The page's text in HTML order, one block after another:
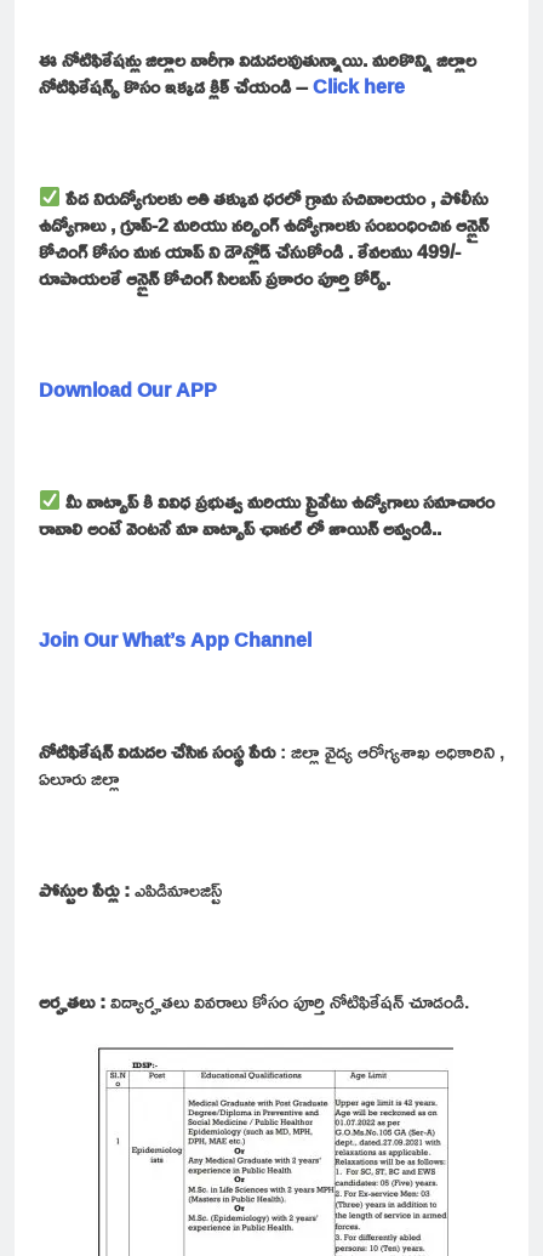
ఈ నోటిఫికేషన్లు జిల్లాల వారీగా విడుదలవుతున్నాయి. మరికొన్ని జిల్లాల
నోటిఫికేషన్స్ కొసం ఇక్కడ క్లిక్ చేయండి –Click here
పేద నిరుద్యోగులకు అతి తక్కువ ధరలో గ్రామ సచివాలయం , పోలీసు
ఉద్యోగాలు , గ్రూప్-2 మరియు నర్సింగ్ ఉద్యోగాలకు సంబంధించిన ఆన్లైన్
కోచింగ్ కోసం మన యాప్ ని డౌన్లోడ్ చేసుకోండి . కేవలము 499/-
రూపాయలకే ఆన్లైన్ కోచింగ్ సిలబస్ ప్రకారం పూర్తి కోర్స్.
Download Our APP
మీ వాట్సాప్ కి వివిధ ప్రభుత్వ మరియు ప్రైవేటు ఉద్యోగాలు సమాచారం
రావాలి అంటే వెంటనే మా వాట్సాప్ ఛానల్ లో జాయిన్ అవ్వండి..
Join Our What’s App Channel
నోటిఫికేషన్ విడుదల చేసిన సంస్థ పేరు: జిల్లా వైద్య ఆరోగ్యశాఖ అధికారిని ,
ఏలూరు జిల్లా
పోస్టుల పేర్లు :ఎపిడిమాలజిస్ట్
అర్హతలు :విద్యార్హతలు వివరాలు కోసం పూర్తి నోటిఫికేషన్ చూడండి.